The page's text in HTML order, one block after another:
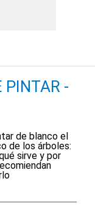
PINTAR -